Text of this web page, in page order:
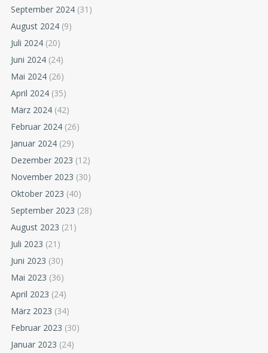
September 2024 (31)
August 2024 (9)
Juli 2024 (20)
Juni 2024 (24)
Mai 2024 (26)
April 2024 (35)
März 2024 (42)
Februar 2024 (26)
Januar 2024 (29)
Dezember 2023 (12)
November 2023 (30)
Oktober 2023 (40)
September 2023 (28)
August 2023 (21)
Juli 2023 (21)
Juni 2023 (30)
Mai 2023 (36)
April 2023 (24)
März 2023 (34)
Februar 2023 (30)
Januar 2023 (24)